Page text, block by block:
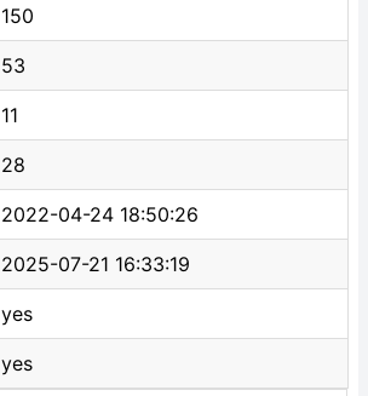
150
53
11
28
2022-04-24 18:50:26
2025-07-21 16:33:19
yes
yes